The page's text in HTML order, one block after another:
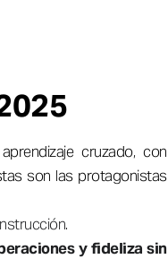
cruzado, con
son las protagonistas
y fideliza sin